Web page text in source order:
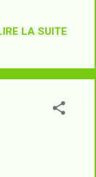
d'hommes
LA SUITE